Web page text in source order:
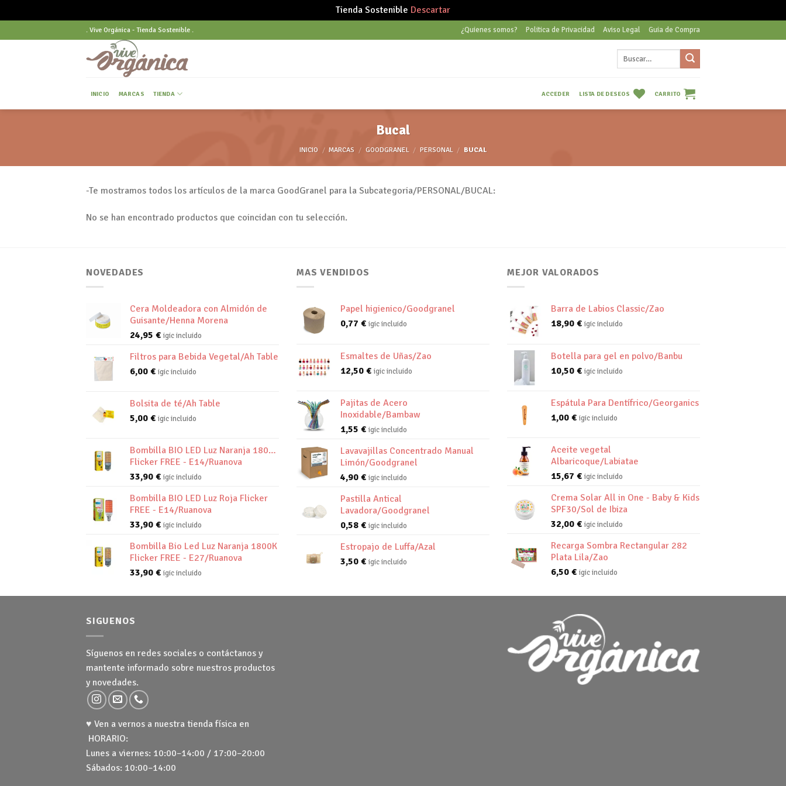
Tienda Sostenible Descartar
to
. Vive Orgánica - Tienda Sostenible . ¿Quienes somos? Politica de Privacidad Aviso Legal Guia de Compra
INICIO MARCAS TIENDA ACCEDER LISTA DE DESEOS CARRITO
Bucal
INICIO / MARCAS / GOODGRANEL / PERSONAL / BUCAL
-Te mostramos todos los artículos de la marca GoodGranel para la Subcategoria/PERSONAL/BUCAL:
No se han encontrado productos que coincidan con tu selección.
NOVEDADES
Cera Moldeadora con Almidón de
Guisante/Henna Morena
24,95 € igic incluido
Filtros para Bebida Vegetal/Ah Table
6,00 € igic incluido
Bolsita de té/Ah Table
5,00 € igic incluido
Bombilla BIO LED Luz Naranja 1800K
Flicker FREE - E14/Ruanova
33,90 € igic incluido
Bombilla BIO LED Luz Roja Flicker
FREE - E14/Ruanova
33,90 € igic incluido
Bombilla Bio Led Luz Naranja 1800K
Flicker FREE - E27/Ruanova
33,90 € igic incluido
MAS VENDIDOS
Papel higienico/Goodgranel
0,77 € igic incluido
Esmaltes de Uñas/Zao
12,50 € igic incluido
Pajitas de Acero
Inoxidable/Bambaw
1,55 € igic incluido
Lavavajillas Concentrado Manual
Limón/Goodgranel
4,90 € igic incluido
Pastilla Antical
Lavadora/Goodgranel
0,58 € igic incluido
Estropajo de Luffa/Azal
3,50 € igic incluido
MEJOR VALORADOS
Barra de Labios Classic/Zao
18,90 € igic incluido
Botella para gel en polvo/Banbu
10,50 € igic incluido
Espátula Para Dentífrico/Georganics
1,00 € igic incluido
Aceite vegetal
Albaricoque/Labiatae
15,67 € igic incluido
Crema Solar All in One - Baby & Kids
SPF30/Sol de Ibiza
32,00 € igic incluido
Recarga Sombra Rectangular 282
Plata Lila/Zao
6,50 € igic incluido
SIGUENOS
Síguenos en redes sociales o contáctanos y
mantente informado sobre nuestros productos
y novedades.
♥ Ven a vernos a nuestra tienda física en
HORARIO:
Lunes a viernes: 10:00–14:00 / 17:00–20:00
Sábados: 10:00–14:00